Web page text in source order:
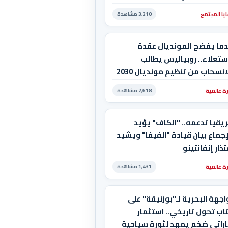
المجتمع 3,210 مشاهدة
يفضح المونديال عقدة
روبياليس يطالب
بالانسحاب من تنظيم مونديال 2030
عالمية 2,618 مشاهدة
تدعمه.. "الكاف" يؤيد
بيان قيادة "الفيفا" ويشيد
إنفانتينو
عالمية 1,431 مشاهدة
البحرية لـ"بوزنيقة" على
تحول تاريخي.. استثمار
ضخم يمهد لثورة سياحية